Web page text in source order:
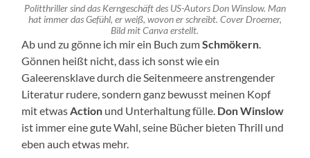
Politthriller sind das Kerngeschäft des US-Autors Don Winslow. Man
hat immer das Gefühl, er weiß, wovon er schreibt. Cover Droemer,
Bild mit Canva erstellt.
Ab und zu gönne ich mir ein Buch zumSchmökern
Gönnen heißt nicht, dass ich sonst wie ein
Galeerensklave durch die Seitenmeere anstrengender
Literatur rudere, sondern ganz bewusst meinen Kopf
mit etwas Action und Unterhaltung fülle. Don Winslow
ist immer eine gute Wahl, seine Bücher bieten Thrill und
eben auch etwas mehr.